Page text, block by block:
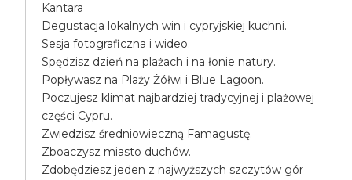
Kantara
Degustacja lokalnych win i cypryjskiej kuchni.
Sesja fotograficzna i wideo.
Spędzisz dzień na plażach i na łonie natury.
Popływasz na Plaży Żółwi i Blue Lagoon.
Poczujesz klimat najbardziej tradycyjnej i plażowej
części Cypru.
Zwiedzisz średniowieczną Famagustę.
Zboaczysz miasto duchów.
Zdobędziesz jeden z najwyższych szczytów gór